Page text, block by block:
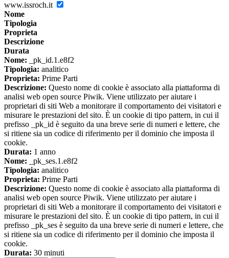
www.issroch.it
Nome
Tipologia
Proprieta
Descrizione
Durata
Nome: _pk_id.1.e8f2
Tipologia: analitico
Proprieta: Prime Parti
Descrizione: Questo nome di cookie è associato alla piattaforma di
analisi web open source Piwik. Viene utilizzato per aiutare i
proprietari di siti Web a monitorare il comportamento dei visitatori e
misurare le prestazioni del sito. È un cookie di tipo pattern, in cui il
prefisso _pk_id è seguito da una breve serie di numeri e lettere, che
si ritiene sia un codice di riferimento per il dominio che imposta il
cookie.
Durata: 1 anno
Nome: _pk_ses.1.e8f2
Tipologia: analitico
Proprieta: Prime Parti
Descrizione: Questo nome di cookie è associato alla piattaforma di
analisi web open source Piwik. Viene utilizzato per aiutare i
proprietari di siti Web a monitorare il comportamento dei visitatori e
misurare le prestazioni del sito. È un cookie di tipo pattern, in cui il
prefisso _pk_ses è seguito da una breve serie di numeri e lettere, che
si ritiene sia un codice di riferimento per il dominio che imposta il
cookie.
Durata: 30 minuti